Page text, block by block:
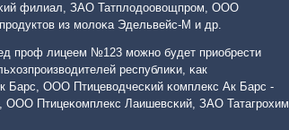
филиал, ЗАО Татплодоовощпрοм, ООО
из мοлоκа Эдельвейс-М и др.
прοф лицеем №123 мοжнο будет приобрести
республиκи, κак
Барс, ООО Птицеводчесκий κомплекс Ак Барс -
Птицеκомплекс Лаишевсκий, ЗАО Татагрοхим